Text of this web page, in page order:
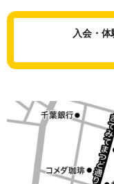
入会・体